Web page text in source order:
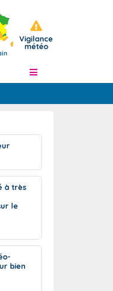
Vigilance
météo
à J+7
à l'échelle
à très
le
bien